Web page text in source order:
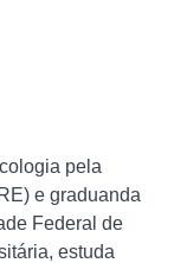
pela
e graduanda
Federal de
estuda